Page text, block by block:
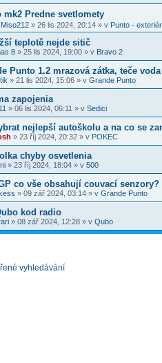
mk2 Predne svetlomety
Miso212 » 26 lis 2024, 20:14 » v Punto - exteriér
teplotě nejde sitič
8 » 25 lis 2024, 19:00 » v Bravo 2
Punto 1.2 mrazová zátka, teče voda
» 21 lis 2024, 15:06 » v Grande Punto
zapojenia
» 06 lis 2024, 06:11 » v Sedici
nejlepší autoškolu a na co se
» 23 říj 2024, 20:32 » v POKEC
chyby osvetlenia
» 23 říj 2024, 18:04 » v 500
co vše obsahují couvací senzory?
» 09 zář 2024, 03:14 » v Grande Punto
kod radio
» 08 zář 2024, 12:28 » v Qubo
vyhledávání